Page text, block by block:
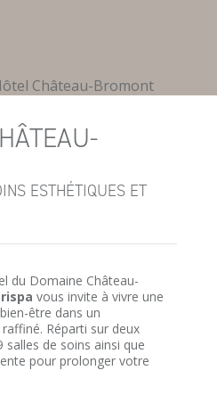
ESTHÉTIQUES ET
du Domaine Château-
vous invite à vivre une
être dans un
Réparti sur deux
de soins ainsi que
pour prolonger votre